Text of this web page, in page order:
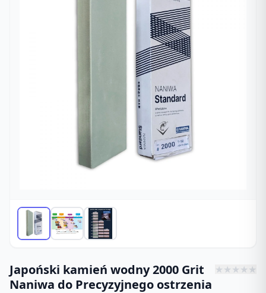
Japoński kamień wodny 2000 Grit
Naniwa do Precyzyjnego ostrzenia
★★★★★